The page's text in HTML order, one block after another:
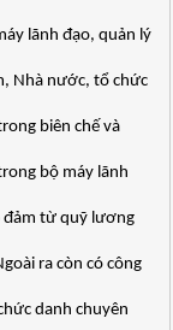
lãnh đạo, quản lý
Nhà nước, tổ chức
biên chế và
bộ máy lãnh
đảm từ quỹ lương
ra còn có công
danh chuyên